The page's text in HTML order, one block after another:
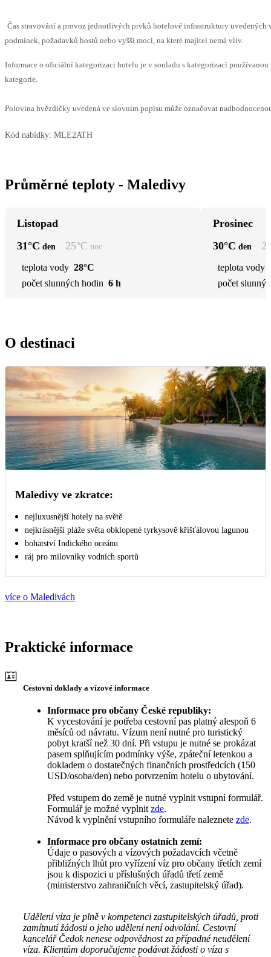
Čas stravování a provoz jednotlivých prvků hotelové infrastruktury uvedených
podmínek, požadavků hostů nebo vyšší moci, na které majitel nemá vliv.
Informace o oficiální kategorizaci hotelu je v souladu s kategorizací
kategorie.
Polovina hvězdičky uvedená ve slovním popisu může označovat
Kód nabídky: MLE2ATH
Průměrné teploty - Maledivy
Listopad
31°C den 25°C noc
teplota vody 28°C
počet slunných hodin 6 h
Prosinec
30°C den
teplota vody
počet
O destinaci
Maledivy ve zkratce:
nejluxusnější hotely na světě
nejkrásnější pláže světa obklopené tyrkysově křišťálovou lagunou
bohatství Indického oceánu
ráj pro milovníky vodních sportů
více o Maledivách
Praktické informace
Cestovní doklady a vízové informace
Informace pro občany České republiky:
K vycestování je potřeba cestovní pas platný alespoň 6
měsíců od návratu. Vízum není nutné pro turistický
pobyt kratší než 30 dní. Při vstupu je nutné se prokázat
pasem splňujícím podmínky výše, zpáteční letenkou a
dokladem o dostatečných finančních prostředcích (150
USD/osoba/den) nebo potvrzením hotelu o ubytování.
Před vstupem do země je nutné vyplnit vstupní formulář.
Formulář je možné vyplnit zde.
Návod k vyplnění vstupního formuláře naleznete zde.
Informace pro občany ostatních zemí:
Údaje o pasových a vízových požadavcích včetně
přibližných lhůt pro vyřízení víz pro občany třetích zemí
jsou k dispozici u příslušných úřadů třetí země
(ministerstvo zahraničních věcí, zastupitelský úřad).
Udělení víza je plně v kompetenci zastupitelských úřadů, proti
zamítnutí žádosti o jeho udělení není odvolání. Cestovní
kancelář Čedok nenese odpovědnost za případné neudělení
víza. Klientům doporučujeme podávat žádosti o víza s